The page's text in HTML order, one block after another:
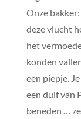
Onze bakker:
deze vlucht
het
konden
een piepje.
een duif van
beneden …